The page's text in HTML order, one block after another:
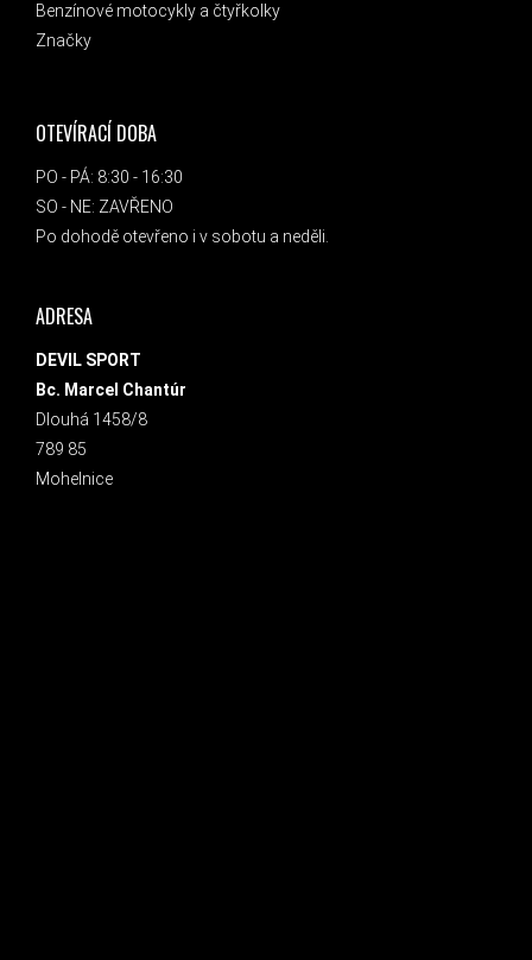
Benzínové motocykly a čtyřkolky
Značky
OTEVÍRACÍ DOBA
PO - PÁ: 8:30 - 16:30
SO - NE: ZAVŘENO
Po dohodě otevřeno i v sobotu a neděli.
ADRESA
DEVIL SPORT
Bc. Marcel Chantúr
Dlouhá 1458/8
789 85
Mohelnice